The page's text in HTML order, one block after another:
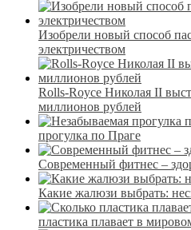
Изобрели новый способ
электричеством
Rolls-Royce Николая II
миллионов рублей
прогулка по Праге
Современный фитнес –
Какие жалюзи выбрать:
пластика плавает в